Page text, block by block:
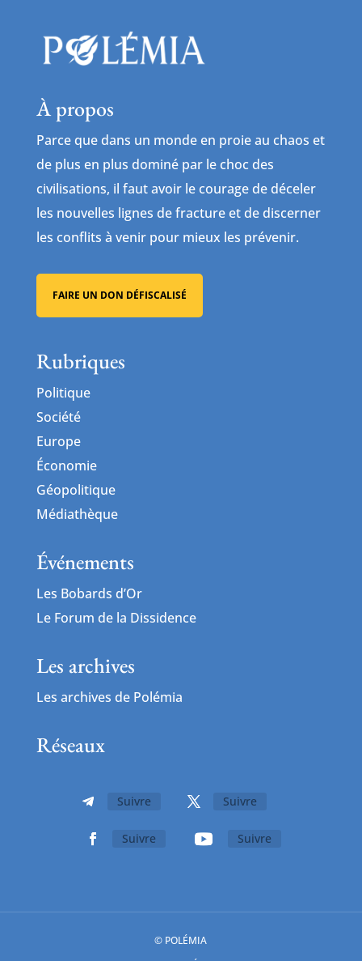
À propos
Parce que dans un monde en proie au chaos et
de plus en plus dominé par le choc des
civilisations, il faut avoir le courage de déceler
les nouvelles lignes de fracture et de discerner
les conflits à venir pour mieux les prévenir.
FAIRE UN DON DÉFISCALISÉ
Rubriques
Politique
Société
Europe
Économie
Géopolitique
Médiathèque
Événements
Les Bobards d’Or
Le Forum de la Dissidence
Les archives
Les archives de Polémia
Réseaux
Suivre Suivre
Suivre Suivre
© POLÉMIA